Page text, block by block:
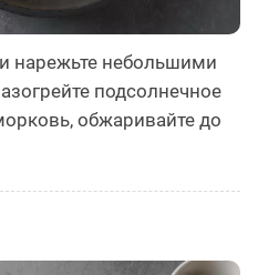
нарежьте небольшими
подсолнечное
обжаривайте до